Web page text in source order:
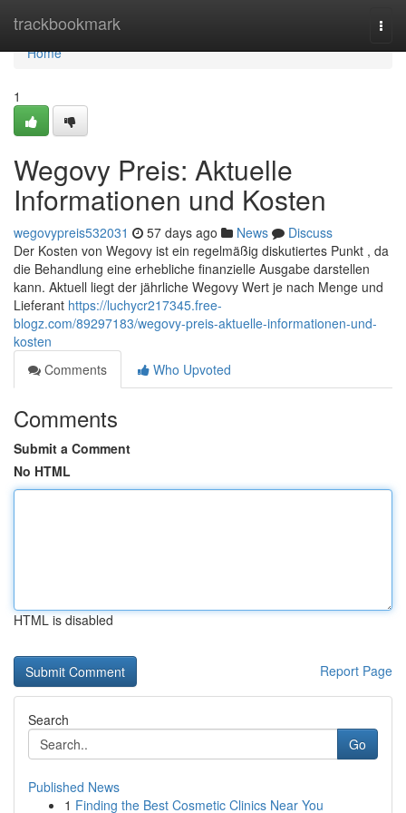
trackbookmark
Home
Home
1
Wegovy Preis: Aktuelle
Informationen und Kosten
wegovypreis532031 57 days ago News
Discuss
Der Kosten von Wegovy ist ein regelmäßig diskutiertes Punkt , da
die Behandlung eine erhebliche finanzielle Ausgabe darstellen
kann. Aktuell liegt der jährliche Wegovy Wert je nach Menge und
Lieferant https://luchycr217345.free-
blogz.com/89297183/wegovy-preis-aktuelle-informationen-und-
kosten
Comments
Who Upvoted
Comments
Submit a Comment
No HTML
HTML is disabled
Report Page
Search
Go
Published News
1 Finding the Best Cosmetic Clinics Near You